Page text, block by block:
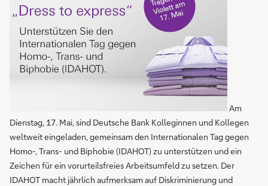
Am
Dienstag, 17. Mai, sind Deutsche Bank Kolleginnen und Kollegen
weltweit eingeladen, gemeinsam den Internationalen Tag gegen
Homo-, Trans- und Biphobie (IDAHOT) zu unterstützen und ein
Zeichen für ein vorurteilsfreies Arbeitsumfeld zu setzen. Der
IDAHOT macht jährlich aufmerksam auf Diskriminierung und